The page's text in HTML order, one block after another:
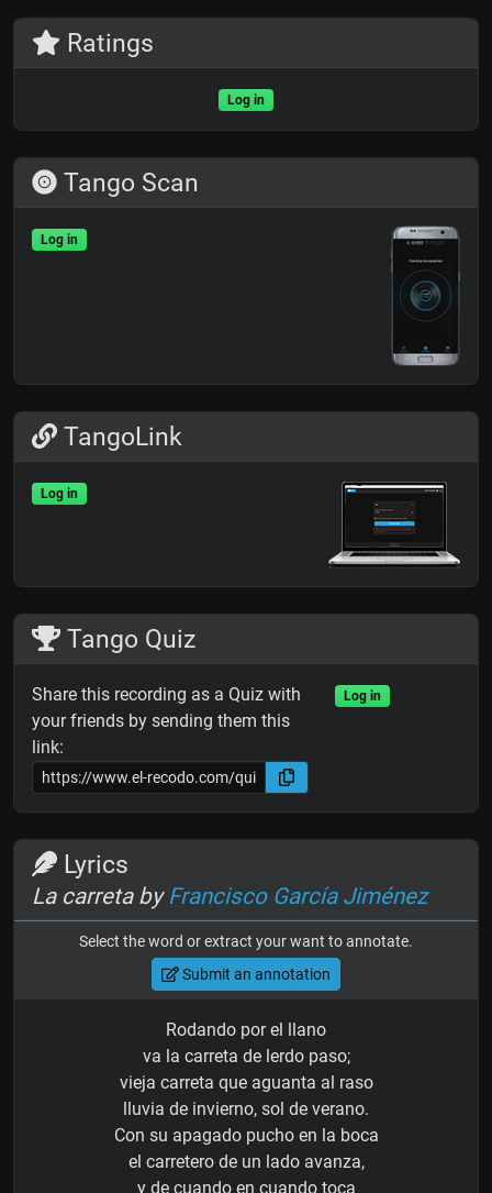
Ratings
Log in
Tango Scan
Log in
TangoLink
Log in
Tango Quiz
Share this recording as a Quiz with
your friends by sending them this
link:
Log in
Lyrics
La carreta byFrancisco García Jiménez
Select the word or extract your want to annotate.
Submit an annotation
Rodando por el llano
va la carreta de lerdo paso;
vieja carreta que aguanta al raso
lluvia de invierno, sol de verano.
Con su apagado pucho en la boca
el carretero de un lado avanza,
y de cuando en cuando toca